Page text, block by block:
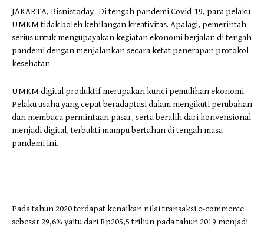
JAKARTA, Bisnistoday- Di tengah pandemi Covid-19, para pelaku
UMKM tidak boleh kehilangan kreativitas. Apalagi, pemerintah
serius untuk mengupayakan kegiatan ekonomi berjalan di tengah
pandemi dengan menjalankan secara ketat penerapan protokol
kesehatan.
UMKM digital produktif merupakan kunci pemulihan ekonomi.
Pelaku usaha yang cepat beradaptasi dalam mengikuti perubahan
dan membaca permintaan pasar, serta beralih dari konvensional
menjadi digital, terbukti mampu bertahan di tengah masa
pandemi ini.
Pada tahun 2020 terdapat kenaikan nilai transaksi e-commerce
sebesar 29,6% yaitu dari Rp205,5 triliun pada tahun 2019 menjadi